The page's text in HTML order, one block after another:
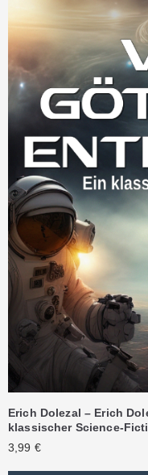
Erich Dolezal – Erich
klassischer Science-
3,99 €